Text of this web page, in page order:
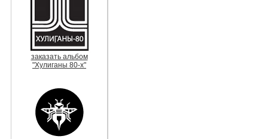
заказать альбом
"Хулиганы 80-х"